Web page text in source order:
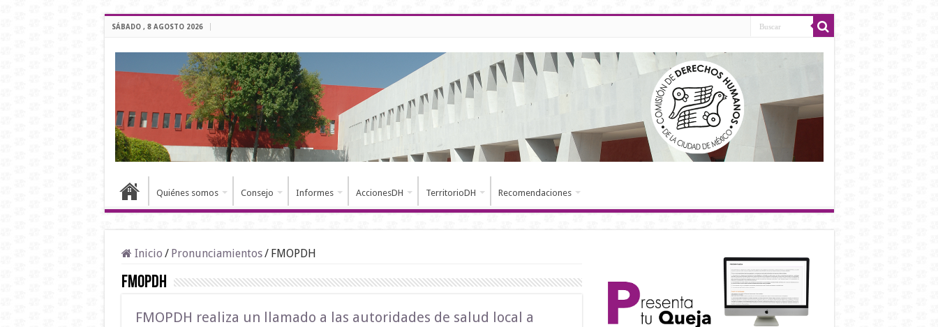
SÁBADO , 8 AGOSTO 2026
Quiénes somos Consejo Informes AccionesDH TerritorioDH Recomendaciones
Inicio / Pronunciamientos/ FMOPDH
FMOPDH
FMOPDH realiza un llamado a las autoridades de salud local a